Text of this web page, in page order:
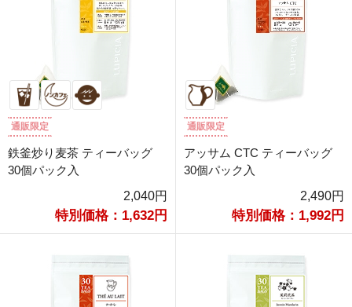
通販限定
鉄釜炒り麦茶 ティーバッグ
30個パック入
2,040円
特別価格：1,632円
通販限定
アッサム CTC ティーバッグ
30個パック入
2,490円
特別価格：1,992円